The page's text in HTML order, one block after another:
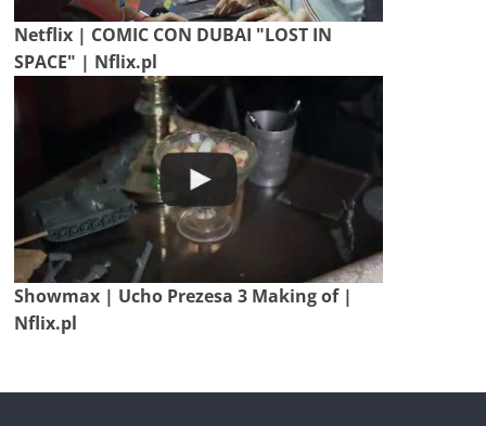
Netflix | COMIC CON DUBAI "LOST IN
SPACE" | Nflix.pl
Showmax | Ucho Prezesa 3 Making of |
Nflix.pl